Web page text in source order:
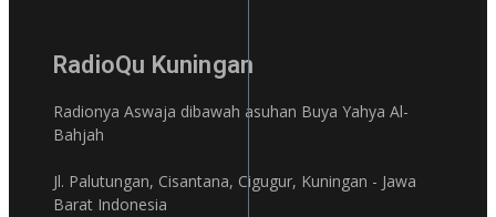
RadioQu Kuningan
Radionya Aswaja dibawah asuhan Buya Yahya Al-
Bahjah
Jl. Palutungan, Cisantana, Cigugur, Kuningan - Jawa
Barat Indonesia